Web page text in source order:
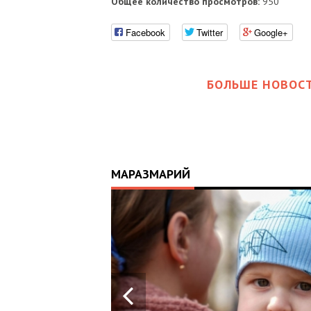
Facebook Twitter Google+
БОЛЬШЕ
МАРАЗМАРИЙ